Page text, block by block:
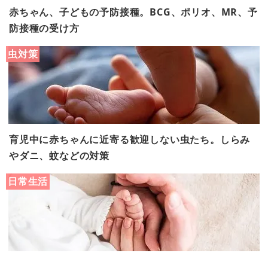
赤ちゃん、子どもの予防接種。BCG、ポリオ、MR、予
防接種の受け方
虫対策
育児中に赤ちゃんに近寄る歓迎しない虫たち。しらみ
やダニ、蚊などの対策
日常生活